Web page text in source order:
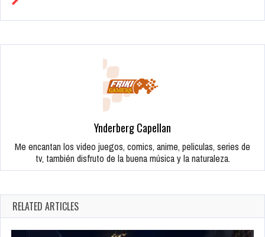
Ynderberg Capellan
Me encantan los video juegos, comics, anime, peliculas, series de
tv, también disfruto de la buena música y la naturaleza.
RELATED ARTICLES